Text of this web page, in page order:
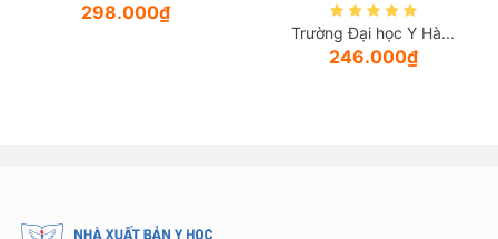
298.000₫
Trường Đại học Y Hà...
246.000₫